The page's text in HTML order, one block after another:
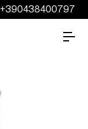
+390438400797